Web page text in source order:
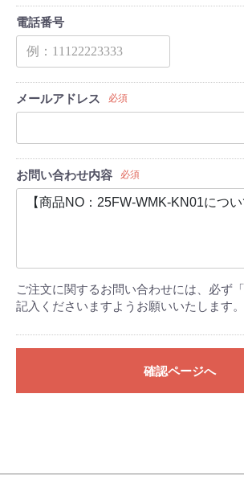
電話番号
メールアドレス 必須
お問い合わせ内容 必須
ご注文に関するお問い合わせには、必ず
記入くださいますようお願いいたします。
確認ページへ